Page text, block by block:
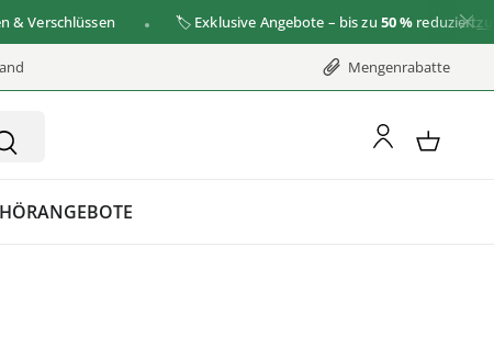
🏷️ Exklusive Angebote – bis zu50 % reduziertzu den
Mengenrabatte
ANGEBOTE